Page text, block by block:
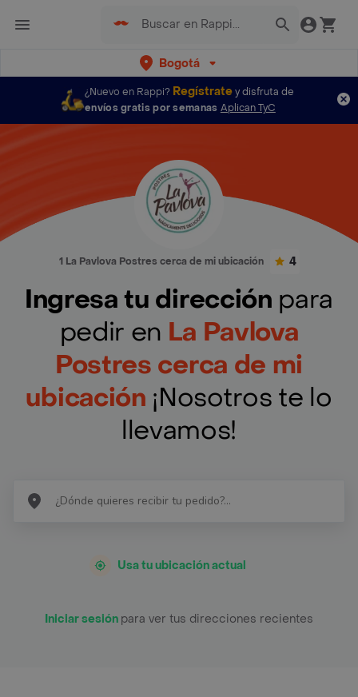
Bogotá
¿Nuevo en Rappi? Regístratey disfruta de
envíos gratis por semanas Aplican TyC
1 La Pavlova Postres cerca de mi ubicación 4
Ingresa tu dirección para
pedir en La Pavlova
Postres cerca de mi
ubicación ¡Nosotros te lo
llevamos!
Usa tu ubicación actual
Iniciar sesión para ver tus direcciones recientes